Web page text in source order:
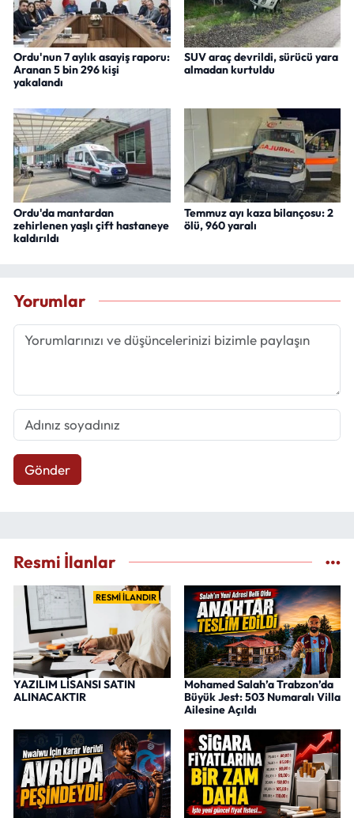
Ordu'nun 7 aylık asayiş raporu:
Aranan 5 bin 296 kişi
yakalandı
SUV araç devrildi, sürücü yara
almadan kurtuldu
Ordu'da mantardan
zehirlenen yaşlı çift hastaneye
kaldırıldı
Temmuz ayı kaza bilançosu: 2
ölü, 960 yaralı
Yorumlar
Gönder
Resmi İlanlar
RESMİ İLANDIR
YAZILIM LİSANSI SATIN
ALINACAKTIR
Mohamed Salah’a Trabzon’da
Büyük Jest: 503 Numaralı Villa
Ailesine Açıldı